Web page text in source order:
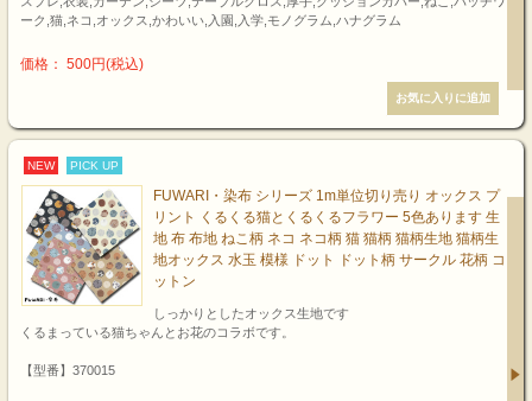
ーク,猫,ネコ,オックス,かわいい,入園,入学,モノグラム,ハナグラム
価格： 500円(税込)
NEW PICK UP
FUWARI・染布 シリーズ 1m単位切り売り オックス プ
リント くるくる猫とくるくるフラワー 5色あります 生
地 布 布地 ねこ柄 ネコ ネコ柄 猫 猫柄 猫柄生地 猫柄生
地オックス 水玉 模様 ドット ドット柄 サークル 花柄 コ
ットン
しっかりとしたオックス生地です
くるまっている猫ちゃんとお花のコラボです。
【型番】370015